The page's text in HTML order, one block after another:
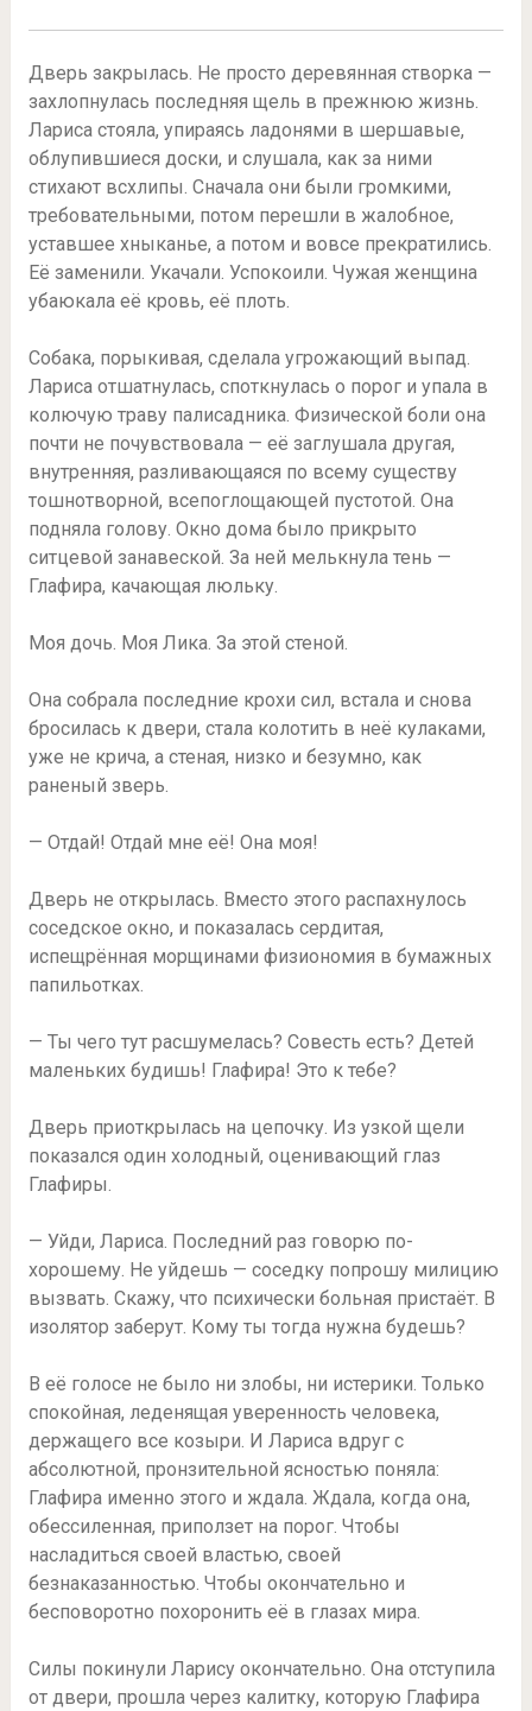
Дверь закрылась. Не просто деревянная створка —
захлопнулась последняя щель в прежнюю жизнь.
Лариса стояла, упираясь ладонями в шершавые,
облупившиеся доски, и слушала, как за ними
стихают всхлипы. Сначала они были громкими,
требовательными, потом перешли в жалобное,
уставшее хныканье, а потом и вовсе прекратились.
Её заменили. Укачали. Успокоили. Чужая женщина
убаюкала её кровь, её плоть.
Собака, порыкивая, сделала угрожающий выпад.
Лариса отшатнулась, споткнулась о порог и упала в
колючую траву палисадника. Физической боли она
почти не почувствовала — её заглушала другая,
внутренняя, разливающаяся по всему существу
тошнотворной, всепоглощающей пустотой. Она
подняла голову. Окно дома было прикрыто
ситцевой занавеской. За ней мелькнула тень —
Глафира, качающая люльку.
Моя дочь. Моя Лика. За этой стеной.
Она собрала последние крохи сил, встала и снова
бросилась к двери, стала колотить в неё кулаками,
уже не крича, а стеная, низко и безумно, как
раненый зверь.
— Отдай! Отдай мне её! Она моя!
Дверь не открылась. Вместо этого распахнулось
соседское окно, и показалась сердитая,
испещрённая морщинами физиономия в бумажных
папильотках.
— Ты чего тут расшумелась? Совесть есть? Детей
маленьких будишь! Глафира! Это к тебе?
Дверь приоткрылась на цепочку. Из узкой щели
показался один холодный, оценивающий глаз
Глафиры.
— Уйди, Лариса. Последний раз говорю по-
хорошему. Не уйдешь — соседку попрошу милицию
вызвать. Скажу, что психически больная пристаёт. В
изолятор заберут. Кому ты тогда нужна будешь?
В её голосе не было ни злобы, ни истерики. Только
спокойная, леденящая уверенность человека,
держащего все козыри. И Лариса вдруг с
абсолютной, пронзительной ясностью поняла:
Глафира именно этого и ждала. Ждала, когда она,
обессиленная, приползет на порог. Чтобы
насладиться своей властью, своей
безнаказанностью. Чтобы окончательно и
бесповоротно похоронить её в глазах мира.
Силы покинули Ларису окончательно. Она отступила
от двери, прошла через калитку, которую Глафира